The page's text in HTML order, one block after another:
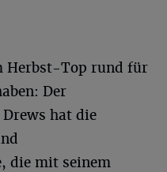
Herbst-Top rund für
Der
Drews hat die
die mit seinem